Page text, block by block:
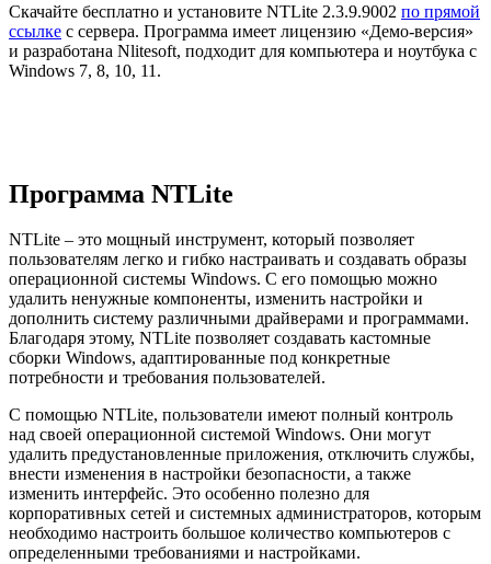
Скачайте бесплатно и установите NTLite 2.3.9.9002 по прямой
ссылке с сервера. Программа имеет лицензию «Демо-версия»
и разработана Nlitesoft, подходит для компьютера и ноутбука с
Windows 7, 8, 10, 11.
Программа NTLite
NTLite – это мощный инструмент, который позволяет
пользователям легко и гибко настраивать и создавать образы
операционной системы Windows. С его помощью можно
удалить ненужные компоненты, изменить настройки и
дополнить систему различными драйверами и программами.
Благодаря этому, NTLite позволяет создавать кастомные
сборки Windows, адаптированные под конкретные
потребности и требования пользователей.
С помощью NTLite, пользователи имеют полный контроль
над своей операционной системой Windows. Они могут
удалить предустановленные приложения, отключить службы,
внести изменения в настройки безопасности, а также
изменить интерфейс. Это особенно полезно для
корпоративных сетей и системных администраторов, которым
необходимо настроить большое количество компьютеров с
определенными требованиями и настройками.